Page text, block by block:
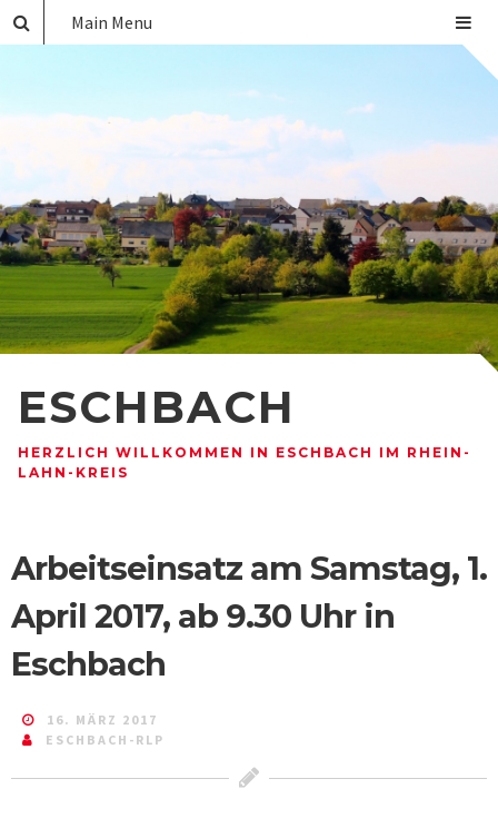
ESCHBACH
HERZLICH WILLKOMMEN IN ESCHBACH IM RHEIN-
LAHN-KREIS
Main Menu
Arbeitseinsatz am Samstag, 1.
April 2017, ab 9.30 Uhr in
Eschbach
16. MÄRZ 2017
ESCHBACH-RLP